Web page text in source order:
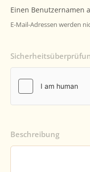
E-Mail-Adressen werden
Beschreibung